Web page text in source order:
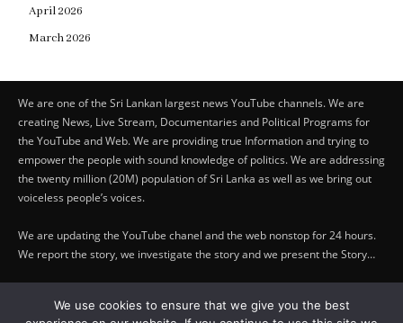
April 2026
March 2026
We are one of the Sri Lankan largest news YouTube channels. We are
creating News, Live Stream, Documentaries and Political Programs for
the YouTube and Web. We are providing true Information and trying to
empower the people with sound knowledge of politics. We are addressing
the twenty million (20M) population of Sri Lanka as well as we bring out
voiceless people’s voices.
We are updating the YouTube chanel and the web nonstop for 24 hours.
We report the story, we investigate the story and we present the Story…
We use cookies to ensure that we give you the best